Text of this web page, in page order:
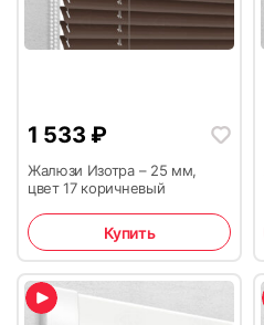
1 533 ₽
Жалюзи Изотра – 25 мм,
цвет 17 коричневый
Купить